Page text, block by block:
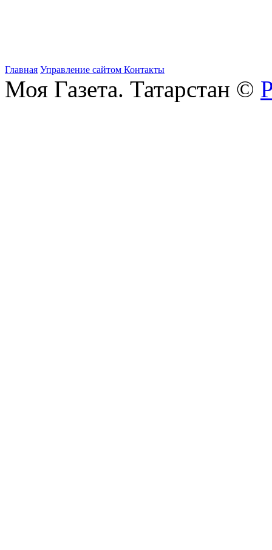
Главная Управление сайтом Контакты
Моя Газета. Татарстан ©